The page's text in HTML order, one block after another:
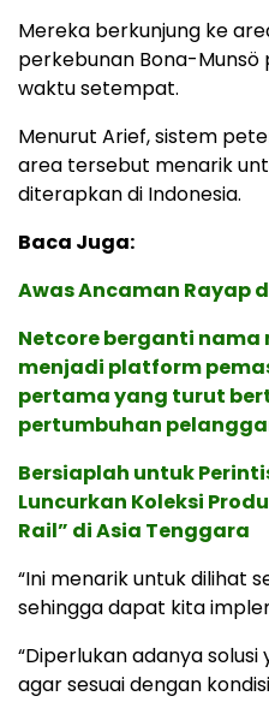
Mereka berkunjung ke
perkebunan Bona-
waktu setempat.
Menurut Arief, sistem
area tersebut menarik
diterapkan di Indonesia.
Baca Juga:
Awas Ancaman Rayap
Netcore berganti nama
menjadi platform
pertama yang turut
pertumbuhan
Bersiaplah untuk
Luncurkan Koleksi
Rail” di Asia Tenggara
“Ini menarik untuk dilihat
sehingga dapat kita
“Diperlukan adanya
agar sesuai dengan